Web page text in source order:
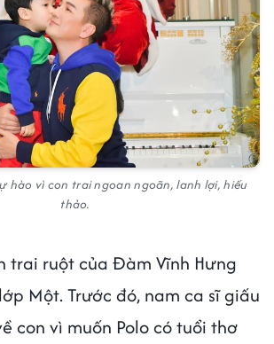
hào vì con trai ngoan ngoãn, lanh lợi, hiếu
thảo.
trai ruột của Đàm Vĩnh Hưng
Một. Trước đó, nam ca sĩ giấu
con vì muốn Polo có tuổi thơ